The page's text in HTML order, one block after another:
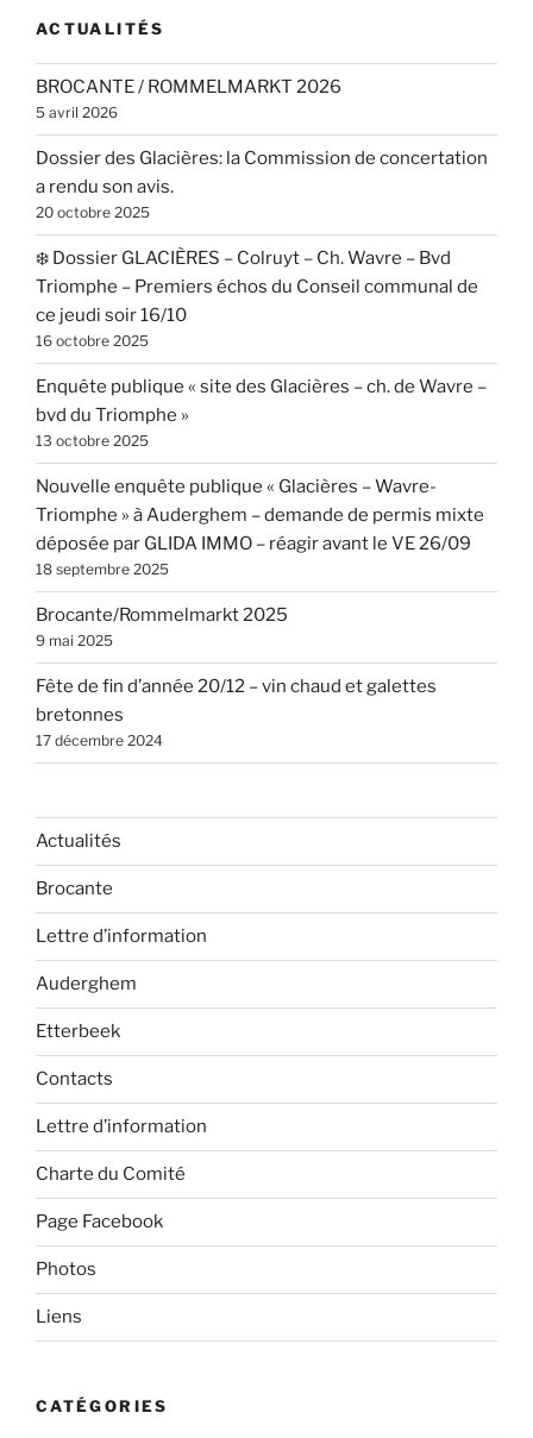
ACTUALITÉS
BROCANTE / ROMMELMARKT 2026
5 avril 2026
Dossier des Glacières: la Commission de concertation
a rendu son avis.
20 octobre 2025
❄️ Dossier GLACIÈRES – Colruyt – Ch. Wavre – Bvd
Triomphe – Premiers échos du Conseil communal de
ce jeudi soir 16/10
16 octobre 2025
Enquête publique « site des Glacières – ch. de Wavre –
bvd du Triomphe »
13 octobre 2025
Nouvelle enquête publique « Glacières – Wavre-
Triomphe » à Auderghem – demande de permis mixte
déposée par GLIDA IMMO – réagir avant le VE 26/09
18 septembre 2025
Brocante/Rommelmarkt 2025
9 mai 2025
Fête de fin d’année 20/12 – vin chaud et galettes
bretonnes
17 décembre 2024
Actualités
Brocante
Lettre d’information
Auderghem
Etterbeek
Contacts
Lettre d’information
Charte du Comité
Page Facebook
Photos
Liens
CATÉGORIES